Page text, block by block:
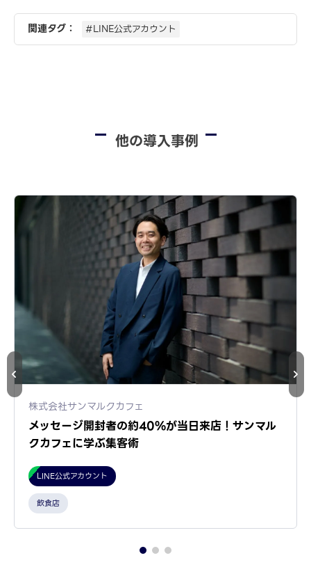
関連タグ： #LINE公式アカウント
他の導入事例
株式会社サンマルクカフェ
メッセージ開封者の約40%が当日来店！サンマル
クカフェに学ぶ集客術
LINE公式アカウント
飲食店